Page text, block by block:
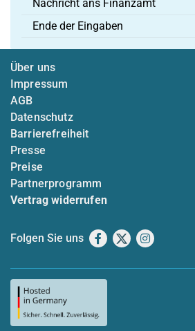
Nachricht ans Finanzamt
Ende der Eingaben
Über uns
Impressum
AGB
Datenschutz
Barrierefreiheit
Presse
Preise
Partnerprogramm
Vertrag widerrufen
Folgen Sie uns Facebook
X